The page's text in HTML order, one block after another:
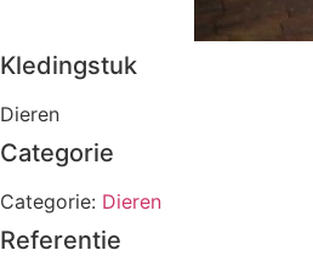
Kledingstuk
Dieren
Categorie
Categorie: Dieren
Referentie